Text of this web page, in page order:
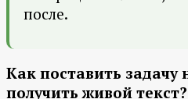
после.
Как поставить задачу
получить живой текст?